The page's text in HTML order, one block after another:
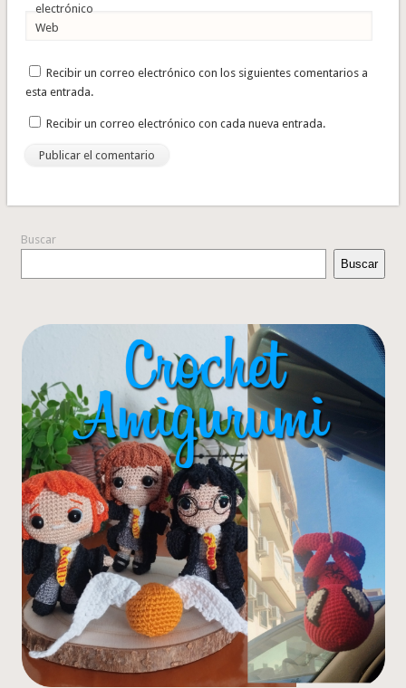
electrónico
Web
Recibir un correo electrónico con los siguientes comentarios a
esta entrada.
Recibir un correo electrónico con cada nueva entrada.
Buscar
Buscar